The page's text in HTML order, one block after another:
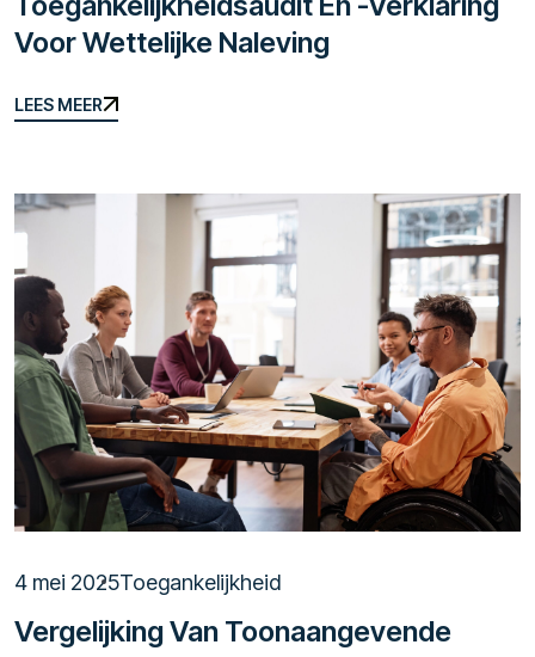
Voor Wettelijke Naleving
LEES MEER
LEES MEER
4 mei 2025Toegankelijkheid
Vergelijking Van Toonaangevende